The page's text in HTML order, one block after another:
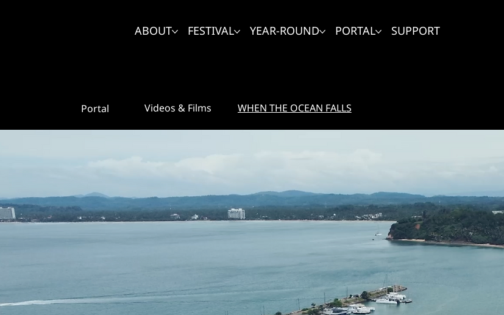
ABOUT FESTIVAL YEAR-ROUND PORTAL SUPPORT
Portal Videos & Films WHEN THE OCEAN FALLS